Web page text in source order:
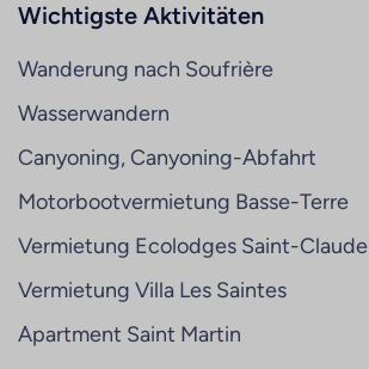
Wichtigste Aktivitäten
Wanderung nach Soufrière
Wasserwandern
Canyoning, Canyoning-Abfahrt
Motorbootvermietung Basse-Terre
Vermietung Ecolodges Saint-Claude
Vermietung Villa Les Saintes
Apartment Saint Martin